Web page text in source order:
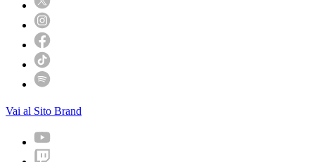
Vai al Sito Brand